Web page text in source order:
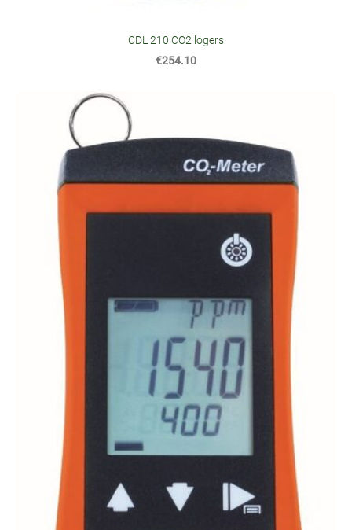
CDL 210 CO2 logers
€254.10